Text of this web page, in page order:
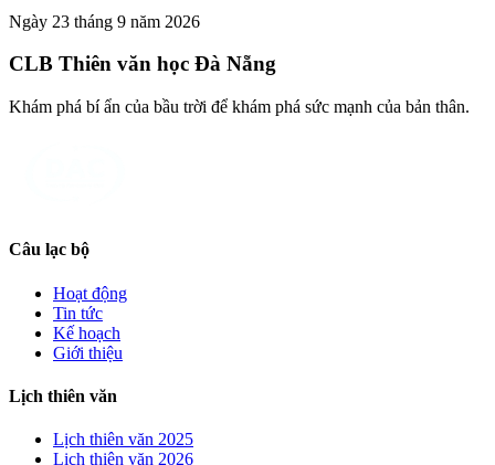
Ngày 23 tháng 9 năm 2026
CLB Thiên văn học Đà Nẵng
Khám phá bí ẩn của bầu trời để khám phá sức mạnh của bản thân.
Câu lạc bộ
Hoạt động
Tin tức
Kế hoạch
Giới thiệu
Lịch thiên văn
Lịch thiên văn 2025
Lịch thiên văn 2026